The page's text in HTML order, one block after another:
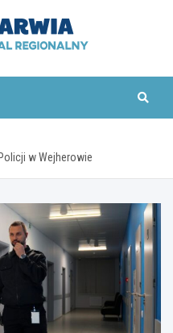
w Wejherowie